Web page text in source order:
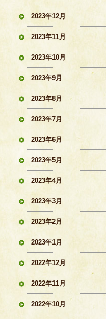
2023年12月
2023年11月
2023年10月
2023年9月
2023年8月
2023年7月
2023年6月
2023年5月
2023年4月
2023年3月
2023年2月
2023年1月
2022年12月
2022年11月
2022年10月